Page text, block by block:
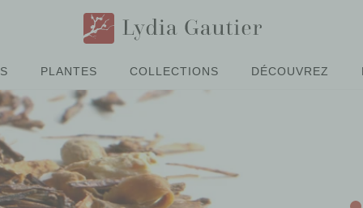
PLANTES COLLECTIONS DÉCOUVREZ